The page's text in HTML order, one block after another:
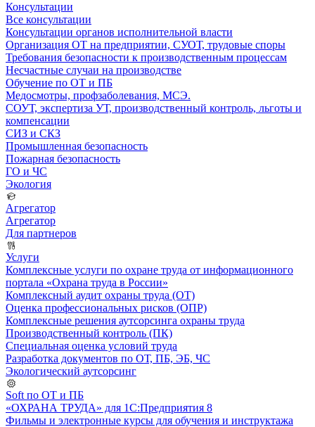
Консультации
Все консультации
Консультации органов исполнительной власти
Организация ОТ на предприятии, СУОТ, трудовые споры
Требования безопасности к производственным процессам
Несчастные случаи на производстве
Обучение по ОТ и ПБ
Медосмотры, профзаболевания, МСЭ.
СОУТ, экспертиза УТ, производственный контроль, льготы и
компенсации
СИЗ и СКЗ
Промышленная безопасность
Пожарная безопасность
ГО и ЧС
Экология
Агрегатор
Агрегатор
Для партнеров
Услуги
Комплексные услуги по охране труда от информационного
портала «Охрана труда в России»
Комплексный аудит охраны труда (ОТ)
Оценка профессиональных рисков (ОПР)
Комплексные решения аутсорсинга охраны труда
Производственный контроль (ПК)
Специальная оценка условий труда
Разработка документов по ОТ, ПБ, ЭБ, ЧС
Экологический аутсорсинг
Soft по ОТ и ПБ
«ОХРАНА ТРУДА» для 1С:Предприятия 8
Фильмы и электронные курсы для обучения и инструктажа